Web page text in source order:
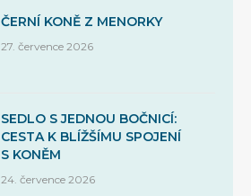
ČERNÍ KONĚ Z MENORKY
27. července 2026
SEDLO S JEDNOU BOČNICÍ:
CESTA K BLÍŽŠÍMU SPOJENÍ
S KONĚM
24. července 2026